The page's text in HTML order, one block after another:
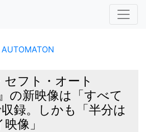
AUTOMATON
セフト・オート
の新映像は「すべて
録。しかも「半分は
像」